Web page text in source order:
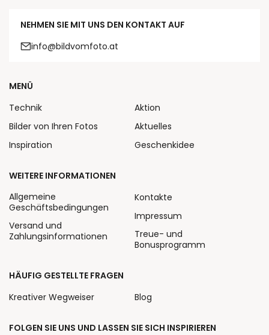
NEHMEN SIE MIT UNS DEN KONTAKT AUF
info@bildvomfoto.at
FOLGEN SIE UNS UND LASSEN SIE SICH INSPIRIEREN
MENÜ
Technik
Bilder von Ihren Fotos
Inspiration
Aktion
Aktuelles
Geschenkidee
WEITERE INFORMATIONEN
Allgemeine
Geschäftsbedingungen
Versand und
Zahlungsinformationen
Kontakte
Impressum
Treue- und
Bonusprogramm
HÄUFIG GESTELLTE FRAGEN
Kreativer Wegweiser
Blog